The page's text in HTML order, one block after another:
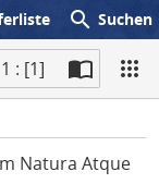
search Suchen
1 : [1]
Natura Atque